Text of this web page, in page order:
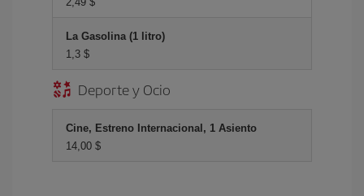
La Gasolina (1 litro)
1,3 $
Deporte y Ocio
Cine, Estreno Internacional, 1 Asiento
14,00 $